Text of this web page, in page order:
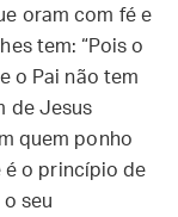
oram com fé e
tem: “Pois o
o Pai não tem
de Jesus
quem ponho
é o princípio de
seu